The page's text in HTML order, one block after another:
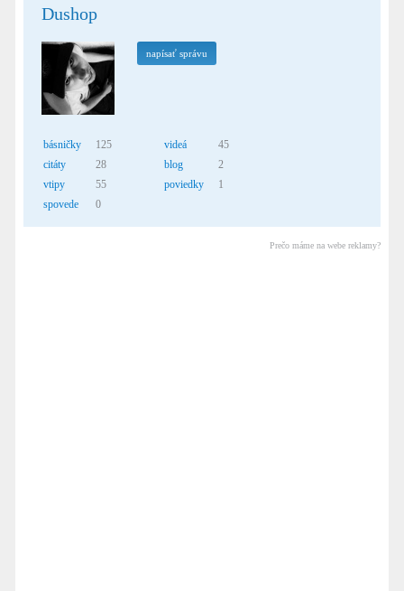
Dushop
napísať správu
básničky
125
citáty
28
vtipy
55
spovede
0
videá
45
blog
2
poviedky
1
Prečo máme na webe reklamy?